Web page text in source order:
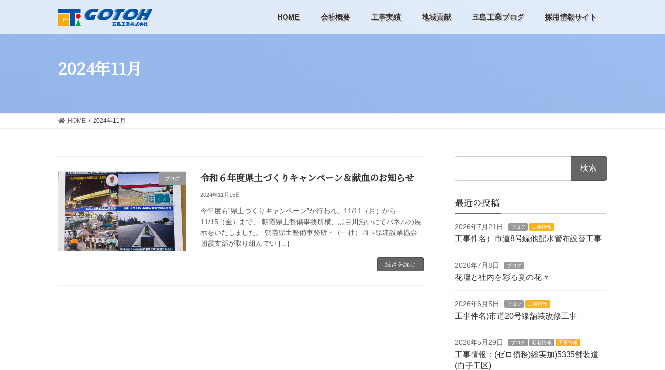
ン
ー
HOME 会社概要 工事実績 地域貢献 五島工業ブログ 採用情報サイト
2024年11月
HOME 2024年11月
ブログ 令和６年度県土づくりキャンペーン＆献血のお知らせ
2024年11月15日
今年度も”県土づくりキャンペーン”が行われ、11/11（月）から
11/15（金）まで、 朝霞県土整備事務所横、黒目川沿いにてパネルの展
示をいたしました。 朝霞県土整備事務所・（一社）埼玉県建設業協会
朝霞支部が取り組んでい […]
続きを読む
検
最近の投稿
2026年7月21日 ブログ 工事情報
工事件名）市道8号線他配水管布設替工事
2026年7月8日 ブログ
花壇と社内を彩る夏の花々
2026年6月5日 ブログ 工事情報
工事件名)市道20号線舗装改修工事
2026年5月29日 ブログ 新着情報 工事情報
工事情報：(ゼロ債務)総実加)5335舗装道
(白子工区)